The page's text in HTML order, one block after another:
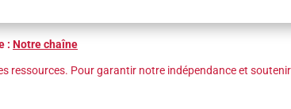
: Notre chaîne
ressources. Pour garantir notre indépendance et